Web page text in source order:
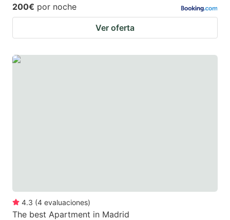
200€ por noche
Ver oferta
4.3 (4 evaluaciones)
The best Apartment in Madrid